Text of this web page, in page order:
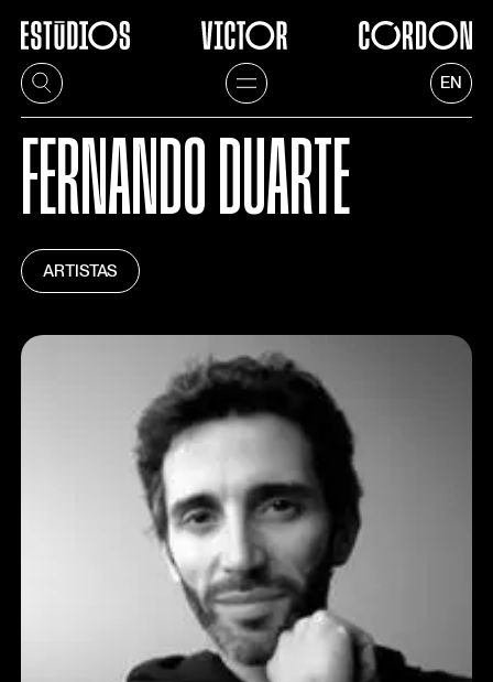
EN
FERNANDO DUARTE
ARTISTAS